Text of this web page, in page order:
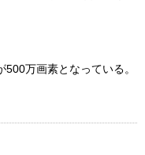
万画素となっている。